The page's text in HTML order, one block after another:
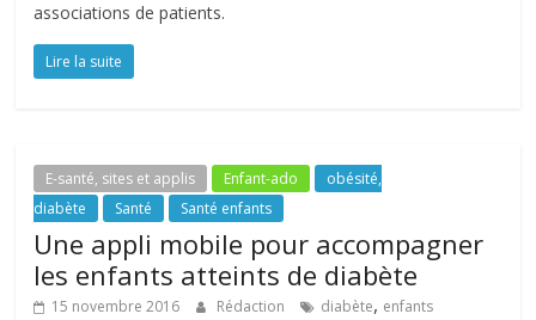
associations de patients.
Lire la suite
E-santé, sites et applis Enfant-ado
obésité,
diabète
Santé Santé enfants
Une appli mobile pour accompagner
les enfants atteints de diabète
15 novembre 2016 Rédaction diabète, enfants